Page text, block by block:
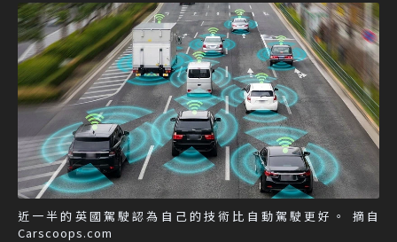
近一半的英國駕駛認為自己的技術比自動駕駛更好。 摘自
Carscoops.com